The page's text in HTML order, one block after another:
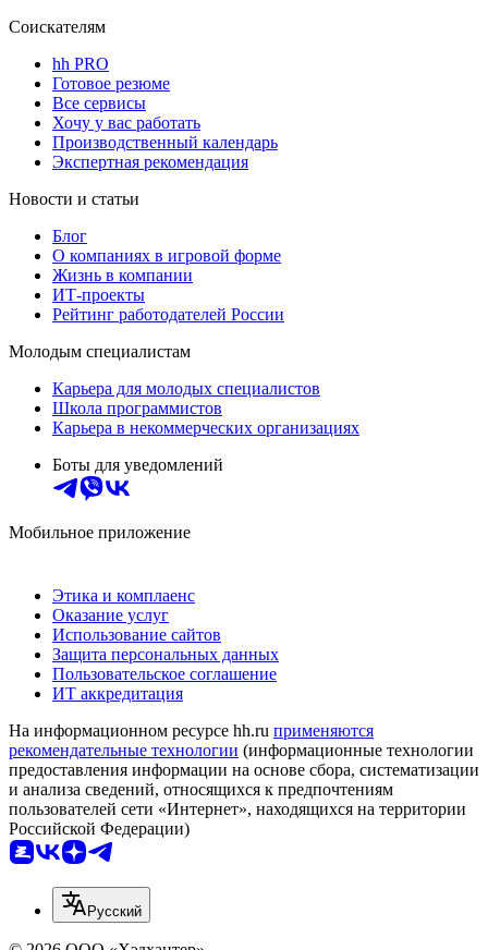
Соискателям
hh PRO
Готовое резюме
Все сервисы
Хочу у вас работать
Производственный календарь
Экспертная рекомендация
Новости и статьи
Блог
О компаниях в игровой форме
Жизнь в компании
ИТ-проекты
Рейтинг работодателей России
Молодым специалистам
Карьера для молодых специалистов
Школа программистов
Карьера в некоммерческих организациях
Боты для уведомлений
Мобильное приложение
Этика и комплаенс
Оказание услуг
Использование сайтов
Защита персональных данных
Пользовательское соглашение
ИТ аккредитация
На информационном ресурсе hh.ru применяются
рекомендательные технологии (информационные технологии
предоставления информации на основе сбора, систематизации
и анализа сведений, относящихся к предпочтениям
пользователей сети «Интернет», находящихся на территории
Российской Федерации)
Русский